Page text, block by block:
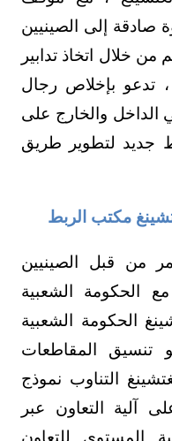
صادقة إلى الصينيين
من خلال اتخاذ تدابير
، تدعو بإخلاص رجال
الداخل والخارج على
جديد لتطوير طريق
مكتب الربط
من قبل الصينيين
مع الحكومة الشعبية
الحكومة الشعبية
تنسيق المقاطعات
التناوب نموذج
آلية التعاون عبر
المستوى للتعاون